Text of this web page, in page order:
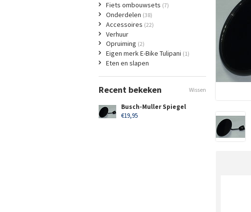
Fiets ombouwsets (7)
Onderdelen (38)
Accessoires (22)
Verhuur
Opruiming (2)
Eigen merk E-Bike Tulipani (1)
Eten en slapen
Recent bekeken Wissen
Busch-Muller Spiegel
€19,95